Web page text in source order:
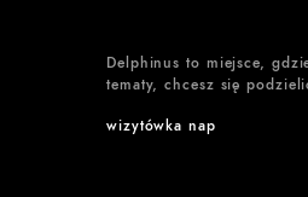
Delphinus to miejsce,
tematy, chcesz się
wizytówka nap